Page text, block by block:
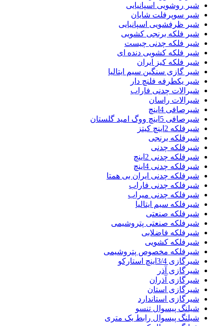
شیر روشویی اسپانیایی
شیر سوپرفلت شایان
شیر ظرفشویی اسپانیایی
شیر فلکه برنجی کشویی
شیر فلکه چدنی چیست
شیر فلکه کشویی دنده ای
شیر فلکه کیز ایران
شیر گازی سنگین سیم ایتالیا
شیر یکطرفه فلنچ دار
شیرالات چدنی فاراب
شیرالات راسان
شیرصافی 4اینچ
شیرصافی 5اینچ ووگ امید گلستان
شیرفلکه 2اینچ کیتز
شیرفلکه برنجی
شیرفلکه چدنی
شیرفلکه چدنی 2اینچ
شیرفلکه چدنی 4اینچ
شیرفلکه چدنی ایران بی همتا
شیرفلکه چدنی فاراب
شیرفلکه چدنی میراب
شیرفلکه سیم ایتالیا
شیرفلکه صنعتی
شیرفلکه صنعتی پتروشیمی
شیرفلکه فاضلابی
شیرفلکه کشویی
شیرفلکه مخصوص پتروشیمی
شیرگازی 3/4اینچ استارکو
شیرگازی آذر
شیرگازی آذران
شیرگازی استان
شیرگازی استاندارد
شیلنگ پیسوال تنسو
شیلنگ پیسوال رابط یک متری